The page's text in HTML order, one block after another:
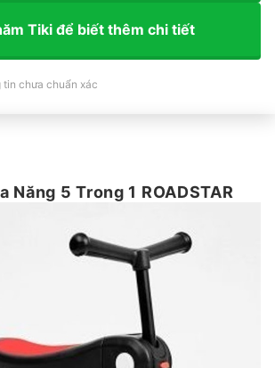
Tiki để biết thêm chi tiết
tin chưa chuẩn xác
Năng 5 Trong 1 ROADSTAR